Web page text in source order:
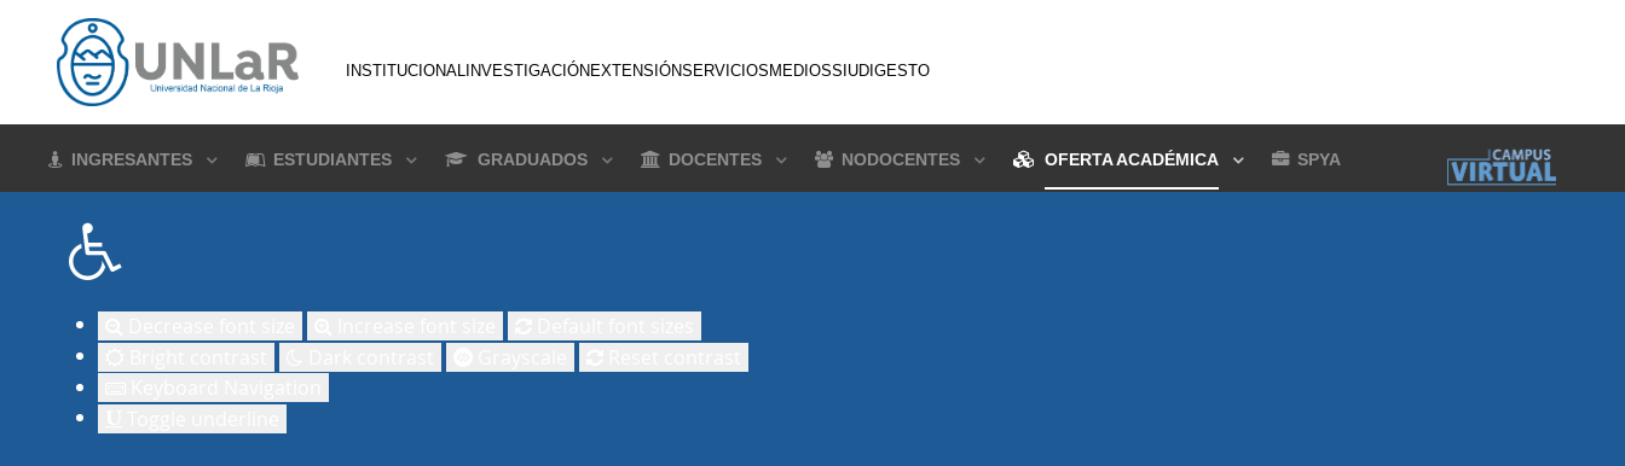
INSTITUCIONAL INVESTIGACIÓN EXTENSIÓNSERVICIOS MEDIOSSIUDIGESTO
INGRESANTES ESTUDIANTES GRADUADOS DOCENTES NODOCENTES OFERTA ACADÉMICA SPYA